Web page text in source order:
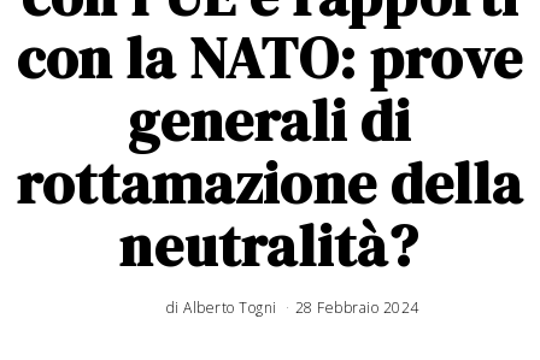
con la NATO: prove
generali di
rottamazione della
neutralità?
diAlberto Togni 28 Febbraio 2024